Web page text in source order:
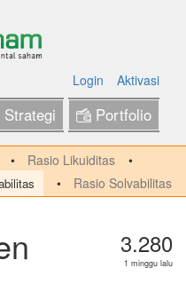
Login Aktivasi
Strategi Portfolio
Rasio Likuiditas
Rasio Solvabilitas
3.280
1 minggu lalu